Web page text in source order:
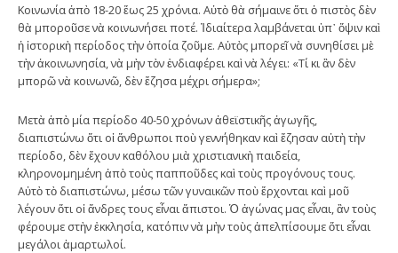
Κοινωνία ἀπὸ 18-20 ἕως 25 χρόνια. Αὐτὸ θὰ σήμαινε ὅτι ὁ πιστὸς δὲν
θὰ μποροῦσε νὰ κοινωνήσει ποτέ. Ἰδιαίτερα λαμβάνεται ὑπ᾿ ὄψιν καὶ
ἡ ἱστορικὴ περίοδος τὴν ὁποία ζοῦμε. Αὐτὸς μπορεῖ νὰ συνηθίσει μὲ
τὴν ἀκοινωνησία, νὰ μὴν τὸν ἐνδιαφέρει καὶ νὰ λέγει: «Τί κι ἂν δὲν
μπορῶ νὰ κοινωνῶ, δὲν ἔζησα μέχρι σήμερα»;
Μετὰ ἀπὸ μία περίοδο 40-50 χρόνων ἀθεϊστικῆς ἀγωγῆς,
διαπιστώνω ὅτι οἱ ἄνθρωποι ποὺ γεννήθηκαν καὶ ἔζησαν αὐτὴ τὴν
περίοδο, δὲν ἔχουν καθόλου μιὰ χριστιανικὴ παιδεία,
κληρονομημένη ἀπὸ τοὺς παπποῦδες καὶ τοὺς προγόνους τους.
Αὐτὸ τὸ διαπιστώνω, μέσω τῶν γυναικῶν ποὺ ἔρχονται καὶ μοῦ
λέγουν ὅτι οἱ ἄνδρες τους εἶναι ἄπιστοι. Ὁ ἀγώνας μας εἶναι, ἂν τοὺς
φέρουμε στὴν ἐκκλησία, κατόπιν νὰ μὴν τοὺς ἀπελπίσουμε ὅτι εἶναι
μεγάλοι ἁμαρτωλοί.